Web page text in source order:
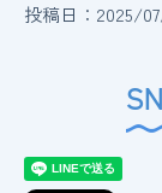
投稿日：2025/